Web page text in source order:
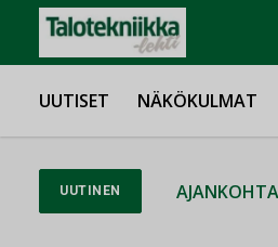
UUTISET NÄKÖKULMAT
UUTINEN